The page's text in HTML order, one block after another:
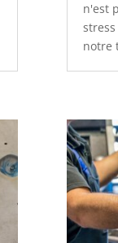
n'est
notre